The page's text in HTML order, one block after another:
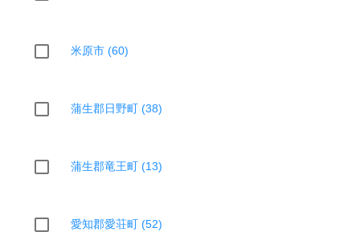
米原市 (60)
蒲生郡日野町 (38)
蒲生郡竜王町 (13)
愛知郡愛荘町 (52)